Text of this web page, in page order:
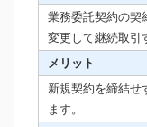
業務委託契約の契
変更して継続取引
メリット
新規契約を締結せ
ます。